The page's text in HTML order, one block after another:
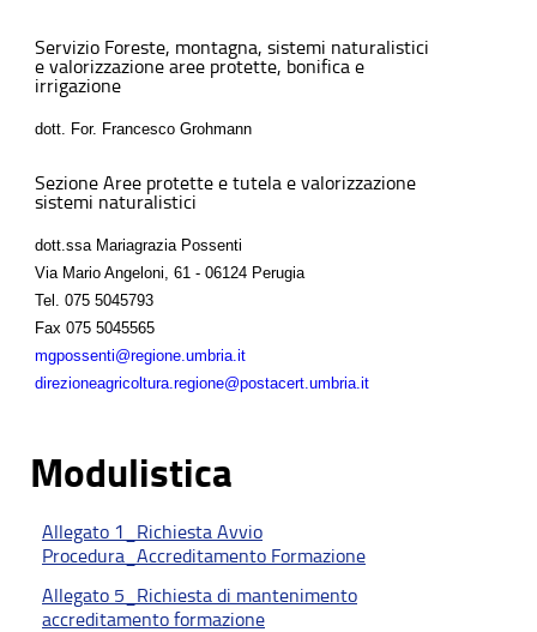
Servizio Foreste, montagna, sistemi naturalistici
e valorizzazione aree protette, bonifica e
irrigazione
dott. For. Francesco Grohmann
Sezione Aree protette e tutela e valorizzazione
sistemi naturalistici
dott.ssa Mariagrazia Possenti
Via Mario Angeloni, 61 - 06124 Perugia
Tel. 075 5045793
Fax 075 5045565
mgpossenti@regione.umbria.it
direzioneagricoltura.regione@postacert.umbria.it
Modulistica
Allegato 1_Richiesta Avvio
Procedura_Accreditamento Formazione
Allegato 5_Richiesta di mantenimento
accreditamento formazione